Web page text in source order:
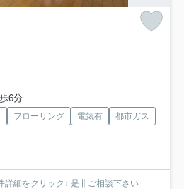
6分
フローリング 電気有
都市ガス
詳細をクリック↓ 是非ご相談下さい